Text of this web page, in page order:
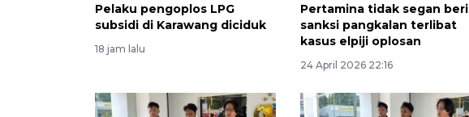
Pelaku pengoplos LPG
subsidi di Karawang diciduk
18 jam lalu
Pertamina tidak segan beri
sanksi pangkalan terlibat
kasus elpiji oplosan
24 April 2026 22:16